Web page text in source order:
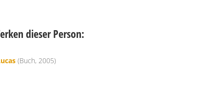
dieser Person:
(Buch, 2005)